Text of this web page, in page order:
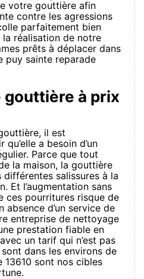
votre gouttière afin
contre les agressions
parfaitement bien
réalisation de notre
prêts à déplacer dans
puy sainte reparade
gouttière à prix
il est
a besoin d’un
Parce que tout
la maison, la gouttière
salissures à la
Et l’augmentation sans
ces pourritures risque de
d’un service de
entreprise de nettoyage
prestation fiable en
un tarif qui n’est pas
dans les environs de
13610 sont nos cibles